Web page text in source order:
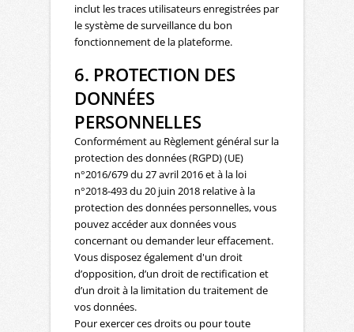
inclut les traces utilisateurs enregistrées par
le système de surveillance du bon
fonctionnement de la plateforme.
6. PROTECTION DES
DONNÉES
PERSONNELLES
Conformément au Règlement général sur la
protection des données (RGPD) (UE)
n°2016/679 du 27 avril 2016 et à la loi
n°2018-493 du 20 juin 2018 relative à la
protection des données personnelles, vous
pouvez accéder aux données vous
concernant ou demander leur effacement.
Vous disposez également d'un droit
d’opposition, d’un droit de rectification et
d’un droit à la limitation du traitement de
vos données.
Pour exercer ces droits ou pour toute